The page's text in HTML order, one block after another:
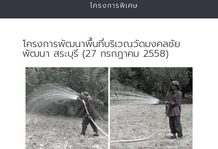
โครงการพิเศษ
โครงการพัฒนาพื้นที่บริเวณวัดมงคลชัย
พัฒนา สระบุรี (27 กรกฎาคม 2558)